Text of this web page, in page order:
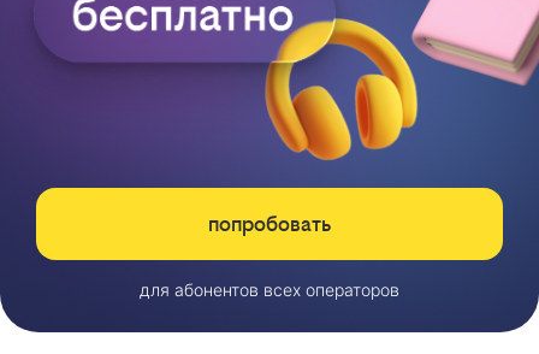
попробовать
для абонентов всех операторов